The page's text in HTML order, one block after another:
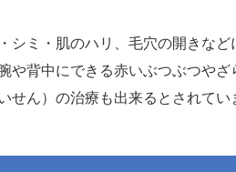
シミ・肌のハリ、毛穴の開きなど
や背中にできる赤いぶつぶつやざ
せん）の治療も出来るとされてい